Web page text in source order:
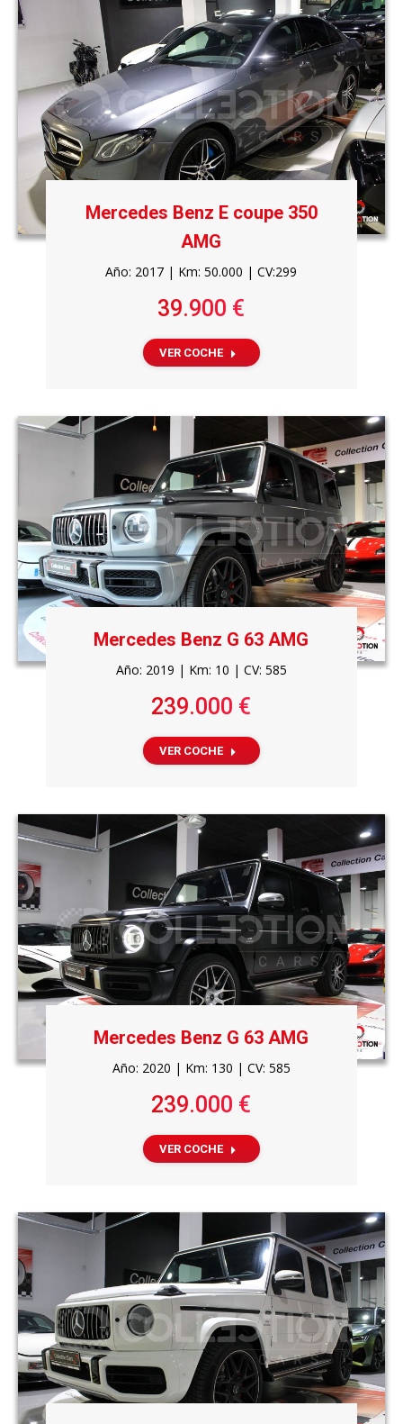
Mercedes Benz E coupe 350
AMG
Año: 2017 | Km: 50.000 | CV:299
39.900 €
VER COCHE
Mercedes Benz G 63 AMG
Año: 2019 | Km: 10 | CV: 585
239.000 €
VER COCHE
Mercedes Benz G 63 AMG
Año: 2020 | Km: 130 | CV: 585
239.000 €
VER COCHE